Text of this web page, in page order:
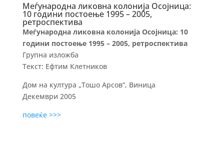
Меѓународна ликовна колонија Осојница:
10 години постоење 1995 – 2005,
ретроспектива
Меѓународна ликовна колонија Осојница: 10
години постоење 1995 – 2005, ретроспектива
Групна изложба
Текст: Ефтим Клетников
Дом на култура „Тошо Арсов“, Виница
Декември 2005
повеќе >>>